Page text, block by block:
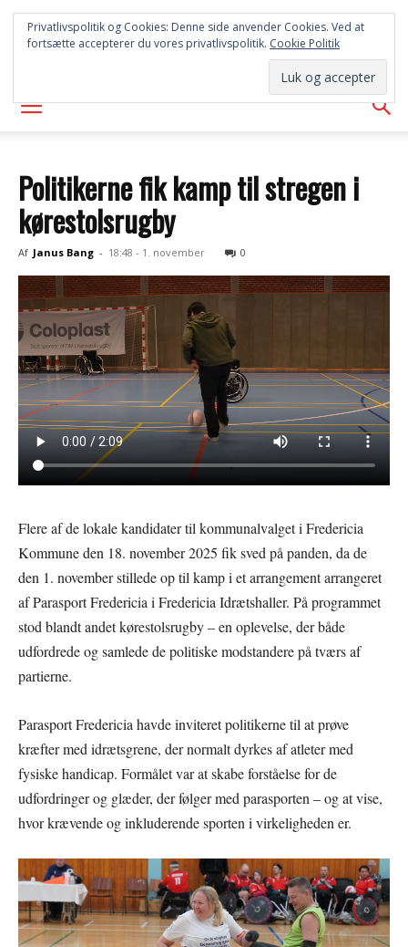
SYD
AVISEN
Politikerne fik kamp til stregen i
kørestolsrugby
Af Janus Bang - 18:48 - 1. november 0
Flere af de lokale kandidater til kommunalvalget i Fredericia
Kommune den 18. november 2025 fik sved på panden, da de
den 1. november stillede op til kamp i et arrangement arrangeret
af Parasport Fredericia i Fredericia Idrætshaller. På programmet
stod blandt andet kørestolsrugby – en oplevelse, der både
udfordrede og samlede de politiske modstandere på tværs af
partierne.
Parasport Fredericia havde inviteret politikerne til at prøve
kræfter med idrætsgrene, der normalt dyrkes af atleter med
fysiske handicap. Formålet var at skabe forståelse for de
udfordringer og glæder, der følger med parasporten – og at vise,
hvor krævende og inkluderende sporten i virkeligheden er.
Privatlivspolitik og Cookies: Denne side anvender Cookies. Ved at
fortsætte accepterer du vores privatlivspolitik. Cookie Politik